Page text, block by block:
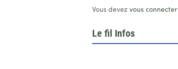
Vous devezvous connecter
Le fil Infos